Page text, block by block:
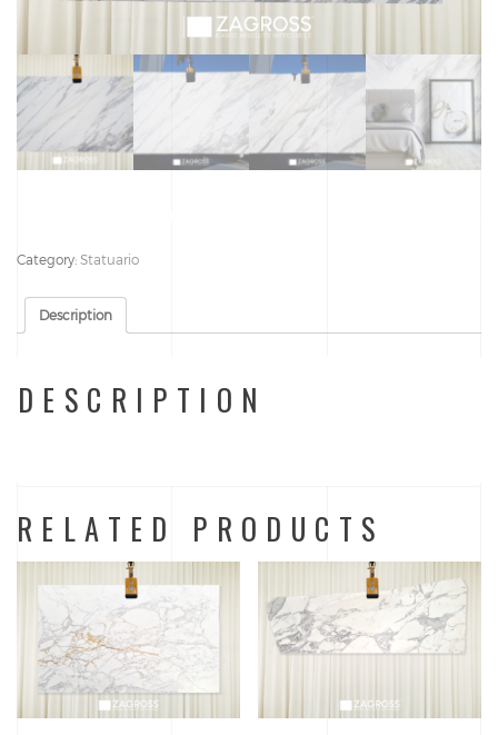
Category: Statuario
Description
DESCRIPTION
RELATED PRODUCTS